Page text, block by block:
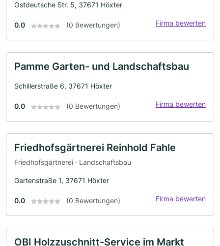
Ostdeutsche Str. 5, 37671 Höxter
0.0 (0 Bewertungen) Firma bewerten
Pamme Garten- und Landschaftsbau
Schillerstraße 6, 37671 Höxter
0.0 (0 Bewertungen) Firma bewerten
Friedhofsgärtnerei Reinhold Fahle
Friedhofsgärtnerei · Landschaftsbau
Gartenstraße 1, 37671 Höxter
0.0 (0 Bewertungen) Firma bewerten
OBI Holzzuschnitt-Service im Markt